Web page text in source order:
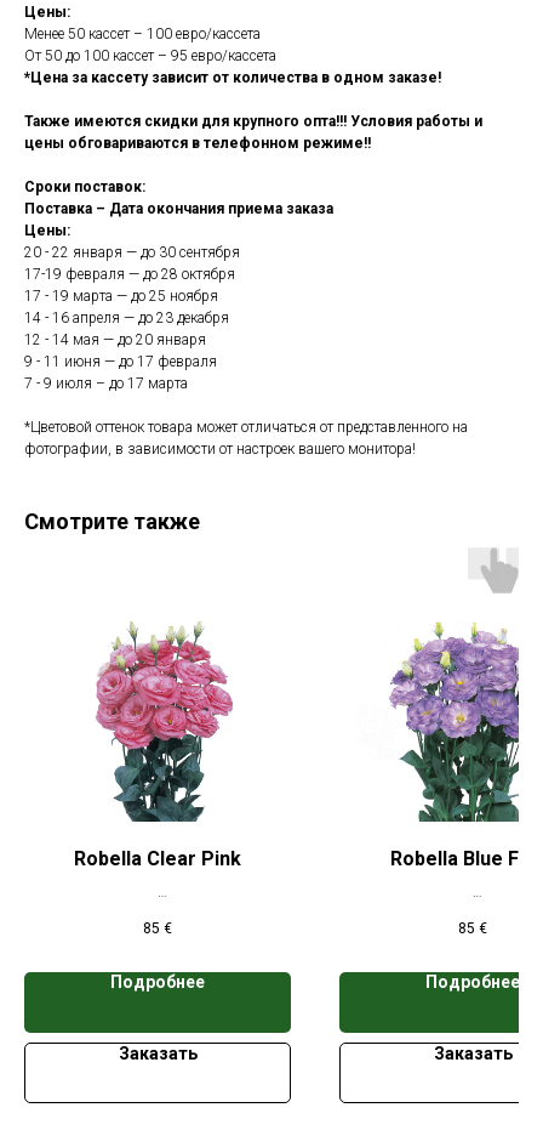
Цены:
Менее 50 кассет – 100 евро/кассета
От 50 до 100 кассет – 95 евро/кассета
*Цена за кассету зависит от количества в одном заказе!
Также имеются скидки для крупного опта!!! Условия работы и
цены обговариваются в телефонном режиме!!
Сроки поставок:
Поставка – Дата окончания приема заказа
Цены:
20 - 22 января — до 30 сентября
17-19 февраля — до 28 октября
17 - 19 марта — до 25 ноября
14 - 16 апреля — до 23 декабря
12 - 14 мая — до 20 января
9 - 11 июня — до 17 февраля
7 - 9 июля – до 17 марта
*Цветовой оттенок товара может отличаться от представленного на
фотографии, в зависимости от настроек вашего монитора!
Смотрите также
Robella Clear Pink
кассет
85 €
Подробнее
Заказать
Robella Blue
кассет
85 €
Подробнее
Заказать